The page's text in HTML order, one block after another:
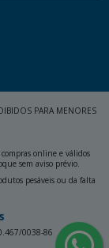
PARA MENORES
compras online e válidos
sem aviso prévio.
pesáveis ou da falta
0038-86